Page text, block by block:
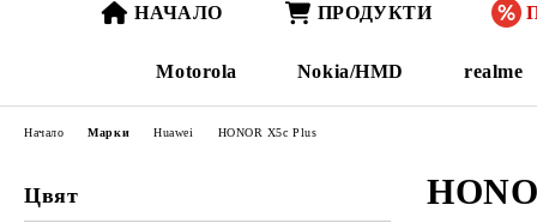
НАЧАЛО ПРОДУКТИ
Motorola Nokia/HMD realme
Цвят
Начало Марки Huawei HONOR X5c Plus